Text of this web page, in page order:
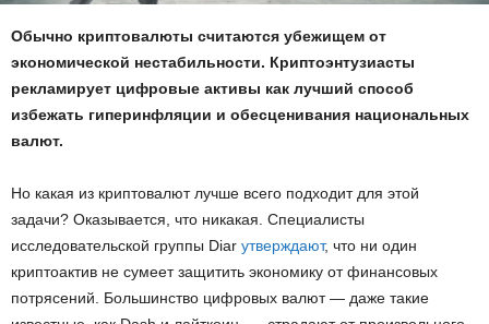
Обычно криптовалюты считаются убежищем от
экономической нестабильности. Криптоэнтузиасты
рекламирует цифровые активы как лучший способ
избежать гиперинфляции и обесценивания национальных
валют.
Но какая из криптовалют лучше всего подходит для этой
задачи? Оказывается, что никакая. Специалисты
исследовательской группы Diar утверждают, что ни один
криптоактив не сумеет защитить экономику от финансовых
потрясений. Большинство цифровых валют — даже такие